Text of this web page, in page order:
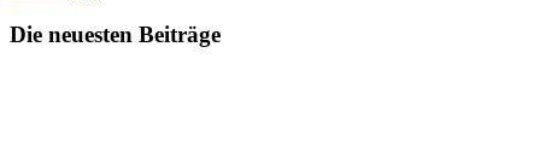
Die neuesten Beiträge